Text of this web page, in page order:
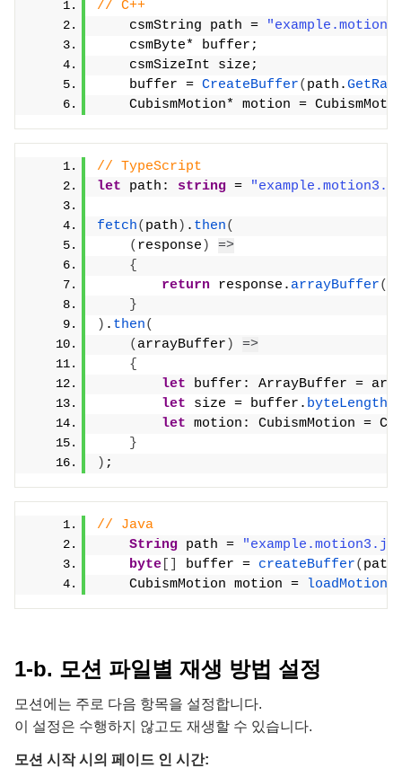
// C++
    csmString path =
    csmByte* buffer;
    csmSizeInt size;
    buffer =
CreateBuffer( path.
CubismMotion* motion =
// TypeScript
let path: string =
fetch( path ) . then(
( response )
=>
{
return response. arrayBuffer(
}
) . then(
( arrayBuffer )
=>
{
let buffer: ArrayBuffer =
let size = buffer. byteLength
let motion: CubismMotion =
}
) ;
// Java
String path =
byte
buffer = createBuffer( path
    CubismMotion motion =
loadMotion
1-b. 모션 파일별 재생 방법 설정
모션에는 주로 다음 항목을 설정합니다.
이 설정은 수행하지 않고도 재생할 수 있습니다.
모션 시작 시의 페이드 인 시간: